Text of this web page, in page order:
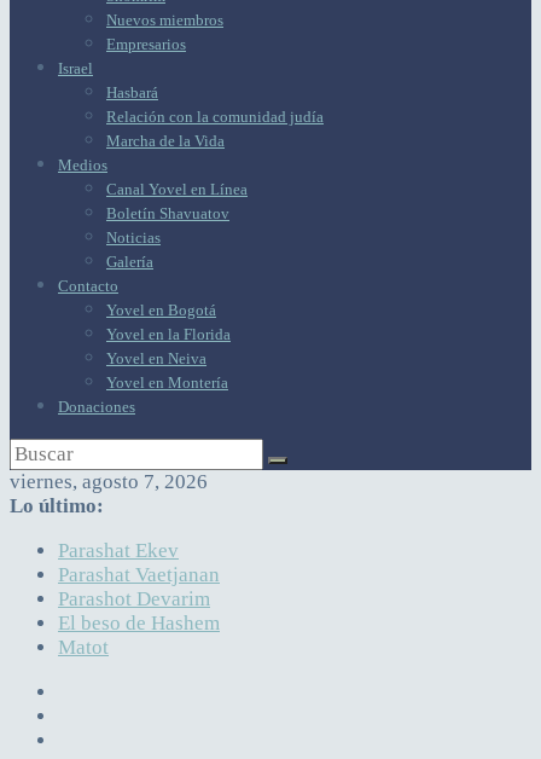
Nuevos miembros
Empresarios
Israel
Hasbará
Relación con la comunidad judía
Marcha de la Vida
Medios
Canal Yovel en Línea
Boletín Shavuatov
Noticias
Galería
Contacto
Yovel en Bogotá
Yovel en la Florida
Yovel en Neiva
Yovel en Montería
Donaciones
viernes, agosto 7, 2026
Lo último:
Parashat Ekev
Parashat Vaetjanan
Parashot Devarim
El beso de Hashem
Matot